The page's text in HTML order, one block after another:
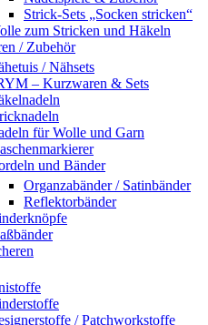
Strick-Sets „Socken stricken“
zum Stricken und Häkeln
/ Zubehör
/ Nähsets
– Kurzwaren & Sets
für Wolle und Garn
und Bänder
Organzabänder / Satinbänder
Reflektorbänder
/ Patchworkstoffe